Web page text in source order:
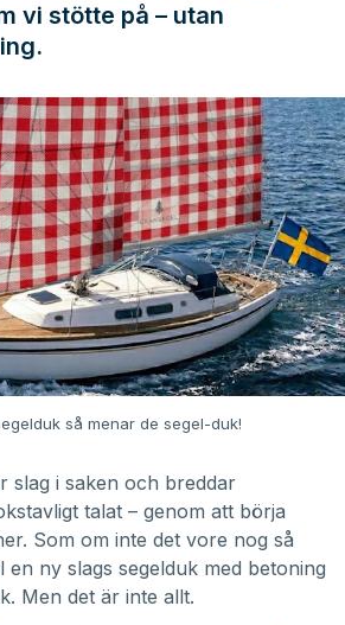
vi stötte på – utan
så menar de segel-duk!
slag i saken och breddar
talat – genom att börja
Som om inte det vore nog så
en ny slags segelduk med betoning
Men det är inte allt.